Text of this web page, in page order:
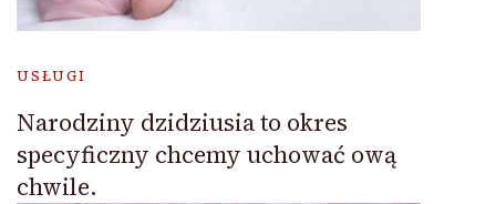
USŁUGI
Narodziny dzidziusia to okres
specyficzny chcemy uchować ową
chwile.